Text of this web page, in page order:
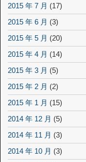
2015 年 7 月 (17)
2015 年 6 月 (3)
2015 年 5 月 (20)
2015 年 4 月 (14)
2015 年 3 月 (5)
2015 年 2 月 (2)
2015 年 1 月 (15)
2014 年 12 月 (5)
2014 年 11 月 (3)
2014 年 10 月 (3)